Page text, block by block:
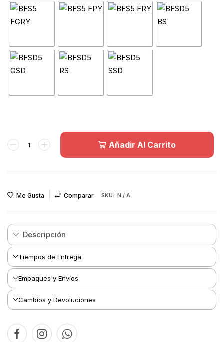
Añadir Al Carrito
Me Gusta Comparar SKU: N / A
Descripción
Tiempos de Entrega
Empaques y Envíos
Cambios y Devoluciones